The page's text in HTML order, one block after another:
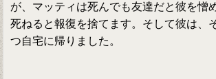
が、マッティは死んでも友達だと彼を憎
死ねると報復を捨てます。そして彼は、
つ自宅に帰りました。